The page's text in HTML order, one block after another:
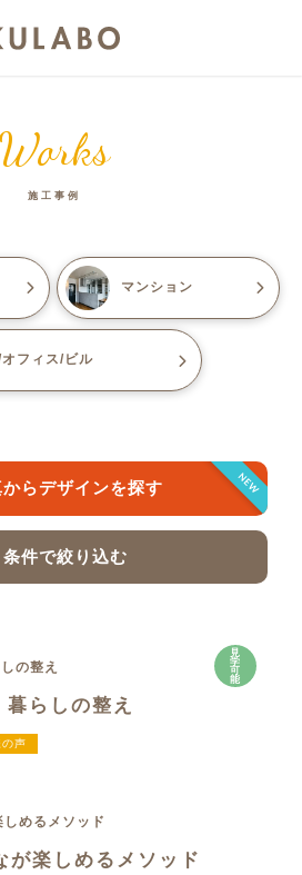
Works
施工事例
マンション
オフィス/ビル
NEW
らデザインを探す
条件で絞り込む
見
学
可
能
らしの整え
声
が楽しめるメソッド